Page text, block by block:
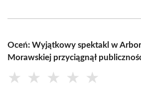
Oceń: Wyjątkowy spektakl w
Morawskiej przyciągnął
★ ★ ★ ★ ★